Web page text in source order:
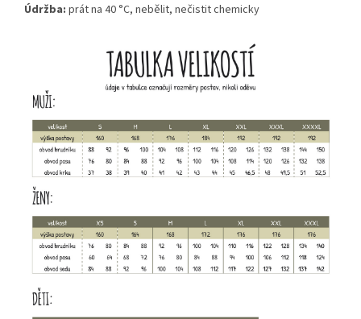
Údržba: prát na 40 °C, nebělit, nečistit chemicky